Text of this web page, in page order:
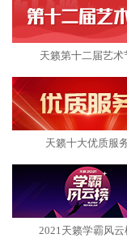
天籁第十二届艺术
天籁十大优质服
2021天籁学霸风云